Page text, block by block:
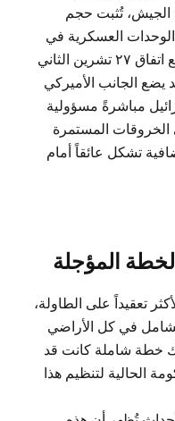
الجيش، تُثبت حجم
الوحدات العسكرية في
منطقة جنوب الليطاني فور توقيع اتفاق ٢٧ تشرين الثاني
يضع الجانب الأميركي
مباشرةً مسؤولية
الخروقات المستمرة
تشكل عائقاً أمام
المؤجلة
تعقيداً على الطاولة،
في كل الأراضي
خطة شاملة كانت قد
الحالية لتنظيم هذا